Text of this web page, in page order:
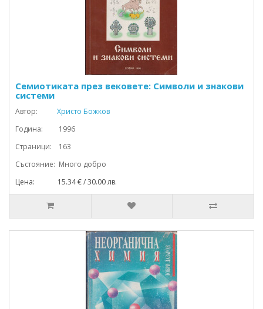
Семиотиката през вековете: Символи и знакови
системи
Автор:
Христо Божков
Година: 1996
Страници: 163
Състояние: Много добро
Цена: 15.34 € / 30.00 лв.